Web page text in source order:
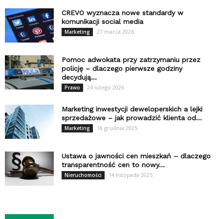
CREVO wyznacza nowe standardy w
komunikacji social media
Marketing 27 marca 2026
Pomoc adwokata przy zatrzymaniu przez
policję – dlaczego pierwsze godziny
decydują...
Prawo 24 lutego 2026
Marketing inwestycji deweloperskich a lejki
sprzedażowe – jak prowadzić klienta od...
Marketing 18 grudnia 2025
Ustawa o jawności cen mieszkań – dlaczego
transparentność cen to nowy...
Nieruchomości 14 listopada 2025